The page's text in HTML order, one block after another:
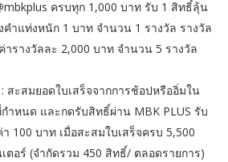
ครบทุก 1,000 บาท รับ 1 สิทธิ์ลุ้น
ำแท่งหนัก 1 บาท จำนวน 1 รางวัล รางวัล
รางวัลละ 2,000 บาท จำนวน 5 รางวัล
สะสมยอดใบเสร็จจากการช้อปหรืออิ่มใน
ำหนด และกดรับสิทธิ์ผ่าน MBK PLUS รับ
100 บาท เมื่อสะสมใบเสร็จครบ 5,500
ตอร์ (จำกัดรวม 450 สิทธิ์/ ตลอดรายการ)